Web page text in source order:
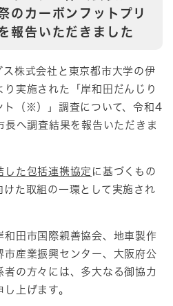
のカーボンフットプリ
報告いただきました
ス株式会社と東京都市大学の伊
実施された「岸和田だんじり
ト（※）」調査について、令和4
へ調査結果を報告いただきま
した包括連携協定 に基づくもの
た取組の一環として実施され
和田市国際親善協会、地車製作
市産業振興センター、大阪府公
者の方々には、多大なる御協力
上げます。